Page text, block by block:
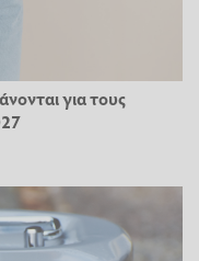
για τους